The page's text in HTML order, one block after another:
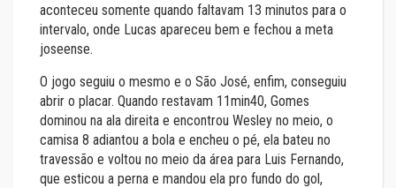
aconteceu somente quando faltavam 13 minutos para o
intervalo, onde Lucas apareceu bem e fechou a meta
joseense.
O jogo seguiu o mesmo e o São José, enfim, conseguiu
abrir o placar. Quando restavam 11min40, Gomes
dominou na ala direita e encontrou Wesley no meio, o
camisa 8 adiantou a bola e encheu o pé, ela bateu no
travessão e voltou no meio da área para Luis Fernando,
que esticou a perna e mandou ela pro fundo do gol,